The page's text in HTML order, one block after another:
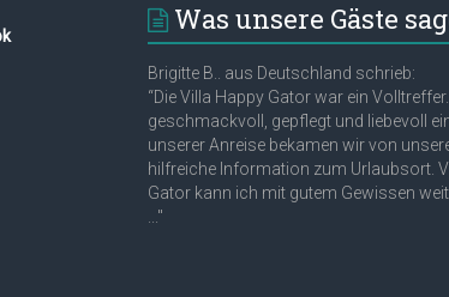
Was unsere Gäste
Brigitte B.. aus Deutschland schrieb:
“Die Villa Happy Gator war ein
geschmackvoll, gepflegt und liebevoll
unserer Anreise bekamen wir von
hilfreiche Information zum Urlaubsort.
Gator kann ich mit gutem Gewissen
..."